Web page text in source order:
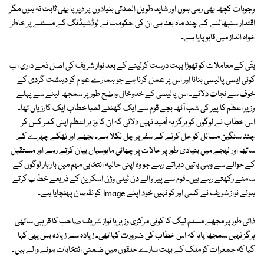
وجوہات کچھ بھی رہی ہوں اور شاید طویل المدتی بنیادوں پر دیرپا بھی ثابت نہ ہوں مگر
اقتدار سنبھالنے کے چند ماہ بعد ہی ان کی حکومت نے لوڈشیڈنگ کے مسئلے پر خاطر
خواہ انداز میں قابو پایا ہے۔
بتّی کے معاملات کو تھوڑا بہت درست کرلینے کے بعد نواز شریف کی اصل ذمے داری اب
کوئی ایسی پالیسی بنانا اور اس پر عمل کرنا ہے جو ہمارے عوام کو دہشت گردی کے
خوف سے نجات دلائے۔ اس پالیسی کے خدوخال واضح طورپر سمجھ لینے سے پہلے
وزیر اعظم کا پیر کی شب آٹھ بجے قوم سے ایک گھنٹے لمبا خطاب ایک کارزیاں تھا۔
اس خطاب نے لوگوں کو ہرگز یہ اُمید نہیں دلائی کہ ان کا وزیر اعظم اپنی کمر کس کر
چند سنگین مسائل کو حل کرنے کے سفر پر چل نکلا ہے۔ بجھے اور تھکے چہرے کے
ساتھ اور لہجے میں بنیادی طور پر حالات پر چھائی مایوسیاں بیان کرتے رہے اور مستقبل
کے حوالے سے وہی باتیں دہراتے رہے جو وہ اپنی حالیہ انتخابی مہم میں بار بار لوگوں کے
سامنے رکھتے رہے ہیں۔ قوم سے پیر والے دن ٹیلی وژن اسکرین کے ذریعے خطاب کرتے
ہوئے نواز شریف نے کسی اور کو نہیں خود اپنے Image کو نقصان پہنچایا ہے۔
ذاتی طور پر مجھے مسلم لیگ کا کوئی مرکزی وزیر یا نواز شریف صاحب کا قریبی ساتھی
ہرگز نہیں سمجھا پایا کہ اس خطاب کی ضرورت کیا تھی۔ زیادہ سے زیادہ بس یہی کہا
گیا کہ جمعرات کو ملک کے بہت سارے حلقوں میں ضمنی انتخابات ہونے والے ہیں۔